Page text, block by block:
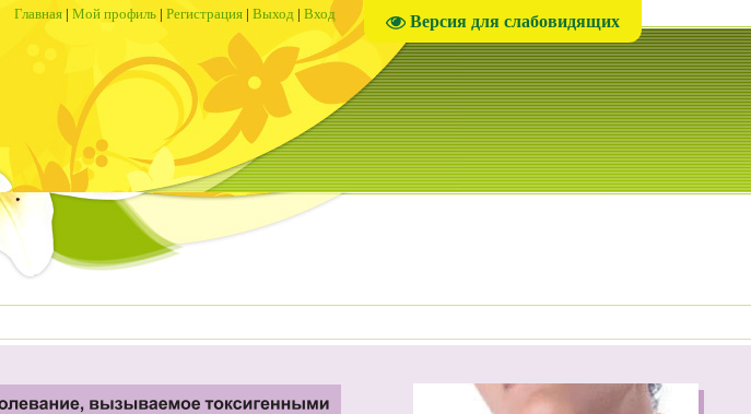
Версия для слабовидящих
Главная | Мой профиль | Регистрация | Выход | Вход